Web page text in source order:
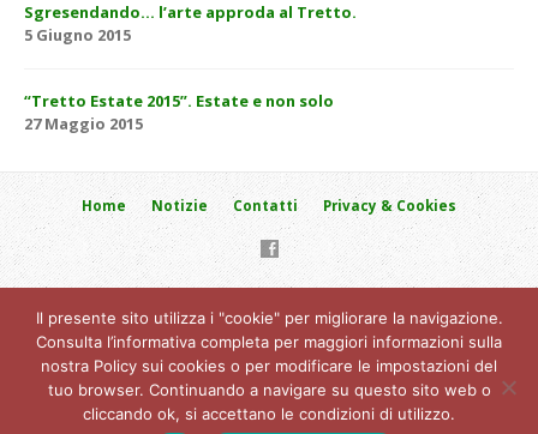
Sgresendando… l’arte approda al Tretto.
5 Giugno 2015
“Tretto Estate 2015”. Estate e non solo
27 Maggio 2015
Home Notizie Contatti Privacy & Cookies
Schio (VI) località Tretto, Via del Colletto, 15
347.1516.450
Modulo contatto
Copyright © 2026 Villaggio San Gaetano. P.IVA: 03774900272 / C.F:
Il presente sito utilizza i "cookie" per migliorare la navigazione.
Consulta l’informativa completa per maggiori informazioni sulla
nostra Policy sui cookies o per modificare le impostazioni del
tuo browser. Continuando a navigare su questo sito web o
cliccando ok, si accettano le condizioni di utilizzo.